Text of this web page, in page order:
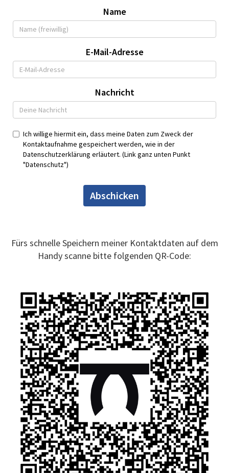
Name
E-Mail-Adresse
Nachricht
Ich willige hiermit ein, dass meine Daten zum Zweck der
Kontaktaufnahme gespeichert werden, wie in der
Datenschutzerklärung erläutert. (Link ganz unten Punkt
"Datenschutz")
Abschicken
Fürs schnelle Speichern meiner Kontaktdaten auf dem
Handy scanne bitte folgenden QR-Code: